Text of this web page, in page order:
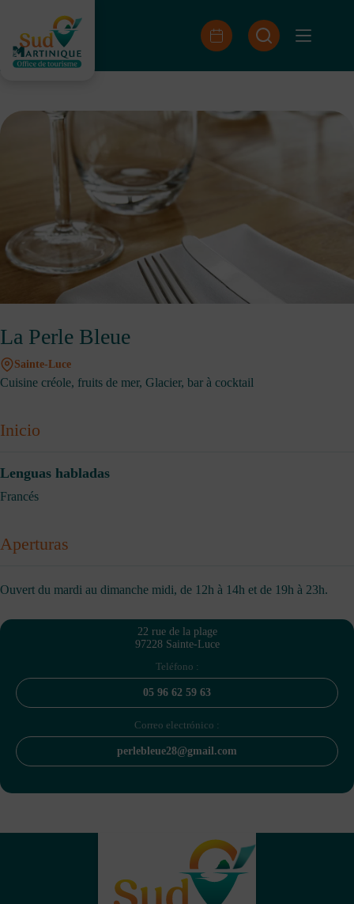
contenido
La Perle Bleue
Sainte-Luce
Cuisine créole, fruits de mer, Glacier, bar à cocktail
Inicio
Lenguas habladas
Francés
Aperturas
Ouvert du mardi au dimanche midi, de 12h à 14h et de 19h à 23h.
22 rue de la plage
97228 Sainte-Luce
Teléfono :
05 96 62 59 63
Correo electrónico :
perlebleue28@gmail.com